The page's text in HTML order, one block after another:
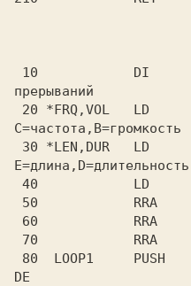
прерываний
C=частота,B=громкость
E=длина,D=длительность
DE